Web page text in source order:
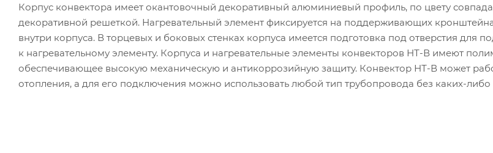
Корпус конвектора имеет окантовочный декоративный алюминиевый профиль, по цвету
декоративной решеткой. Нагревательный элемент фиксируется на поддерживающих
внутри корпуса. В торцевых и боковых стенках корпуса имеется подготовка под отверстия для
к нагревательному элементу. Корпуса и нагревательные элементы конвекторов НТ-В имеют
обеспечивающее высокую механическую и антикоррозийную защиту. Конвектор НТ-В может
отопления, а для его подключения можно использовать любой тип трубопровода без каких-